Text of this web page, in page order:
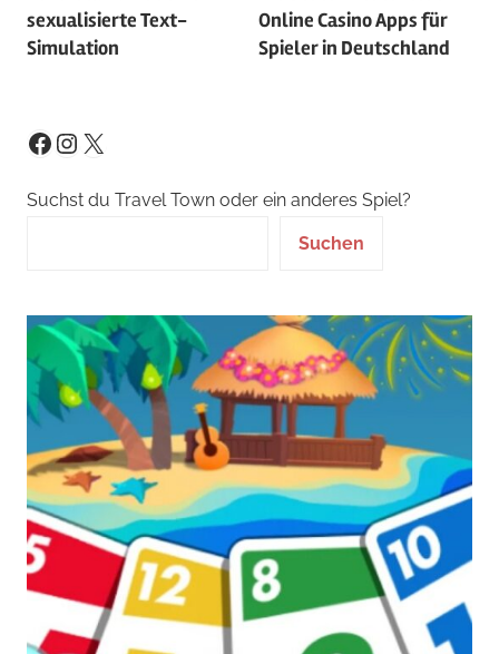
sexualisierte Text-
Simulation
Online Casino Apps für
Spieler in Deutschland
Facebook
Instagram
X
Suchst du Travel Town oder ein anderes Spiel?
Suchen